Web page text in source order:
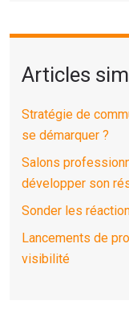
Articles
Stratégie de
se démarquer ?
Salons
développer son
Sonder les
Lancements de
visibilité